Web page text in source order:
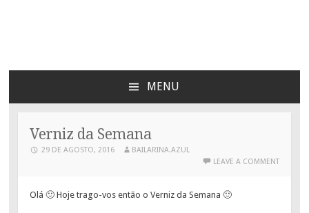
Bailarina Azul
MENU
CONTENT
Verniz da Semana
29 DE AGOSTO, 2016
BAILARINA.AZUL
LEAVE A COMMENT
Olá 🙂 Hoje trago-vos então o Verniz da Semana 🙂